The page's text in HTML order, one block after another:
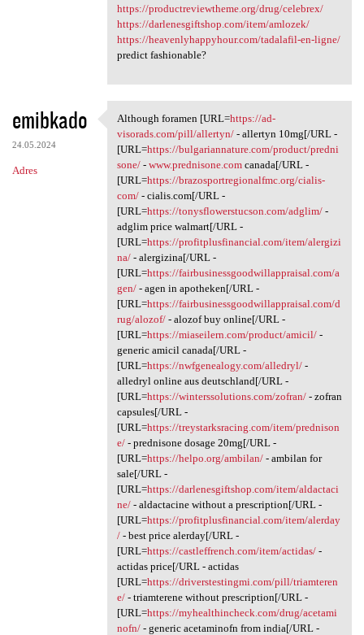
https://productreviewtheme.org/drug/celebrex/
https://darlenesgiftshop.com/item/amlozek/
https://heavenlyhappyhour.com/tadalafil-en-ligne/
predict fashionable?
emibkado
24.05.2024
Adres
Although foramen [URL=https:/
Although foramen [URL=https://ad-
visorads.com/pill/allertyn/- allertyn 10mg[/URL -
[URL=https://bulgariannature.com/product/predni
sone/- www.prednisone.comcanada[/URL -
[URL=https://brazosportregionalfmc.org/cialis-
com/- cialis.com[/URL -
[URL=https://tonysflowerstucson.com/adglim/-
adglim price walmart[/URL -
[URL=https://profitplusfinancial.com/item/alergizi
na/- alergizina[/URL -
[URL=https://fairbusinessgoodwillappraisal.com/a
gen/- agen in apotheken[/URL -
[URL=https://fairbusinessgoodwillappraisal.com/d
rug/alozof/- alozof buy online[/URL -
[URL=https://miaseilern.com/product/amicil/-
generic amicil canada[/URL -
[URL=https://nwfgenealogy.com/alledryl/-
alledryl online aus deutschland[/URL -
[URL=https://winterssolutions.com/zofran/- zofran
capsules[/URL -
[URL=https://treystarksracing.com/item/prednison
e/- prednisone dosage 20mg[/URL -
[URL=https://helpo.org/ambilan/- ambilan for
sale[/URL -
[URL=https://darlenesgiftshop.com/item/aldactaci
ne/- aldactacine without a prescription[/URL -
[URL=https://profitplusfinancial.com/item/alerday
/- best price alerday[/URL -
[URL=https://castleffrench.com/item/actidas/-
actidas price[/URL - actidas
[URL=https://driverstestingmi.com/pill/triamteren
e/- triamterene without prescription[/URL -
[URL=https://myhealthincheck.com/drug/acetami
nofn/- generic acetaminofn from india[/URL -